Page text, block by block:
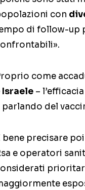
con
di follow-up
come
Israele –
parlando del
bene precisare
e operatori